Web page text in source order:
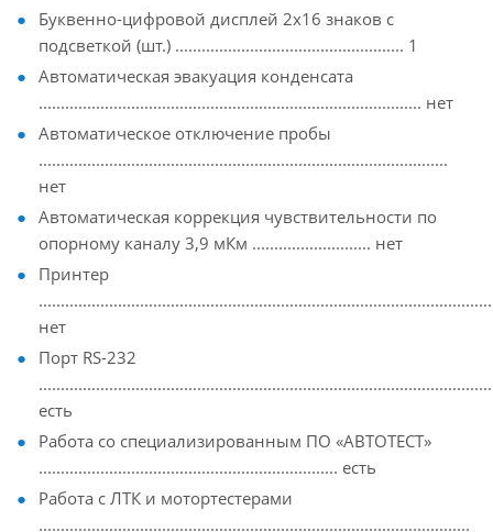
Буквенно-цифровой дисплей 2х16 знаков с
подсветкой (шт.) .................................................... 1
Автоматическая эвакуация конденсата
....................................................................................... нет
Автоматическое отключение пробы
.............................................................................................
нет
Автоматическая коррекция чувствительности по
опорному каналу 3,9 мКм ........................... нет
Принтер
нет
Порт RS-232
есть
Работа со специализированным ПО «АВТОТЕСТ»
.................................................................... есть
Работа с ЛТК и мотортестерами
..................................................................................................